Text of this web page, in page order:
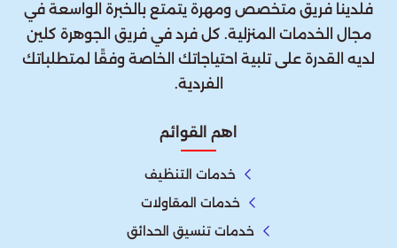
فلدينا فريق متخصص ومهرة يتمتع بالخبرة الواسعة في
مجال الخدمات المنزلية. كل فرد في فريق الجوهرة كلين
لديه القدرة على تلبية احتياجاتك الخاصة وفقًا لمتطلباتك
الفردية.
اهم القوائم
خدمات التنظيف
خدمات المقاولات
خدمات تنسيق الحدائق